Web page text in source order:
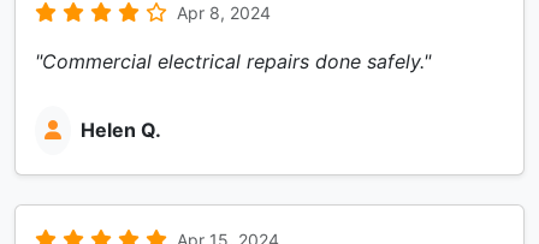
Apr 8, 2024
"Commercial electrical repairs done safely."
Helen Q.
Apr 15, 2024